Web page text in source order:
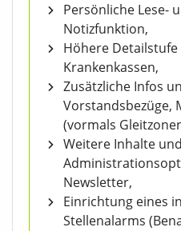
Persönliche Lese-
Notizfunktion,
Höhere
Krankenkassen,
Zusätzliche Infos
Vorstandsbezüge,
(vormals
Weitere Inhalte und
Newsletter,
Einrichtung eines
Stellenalarms